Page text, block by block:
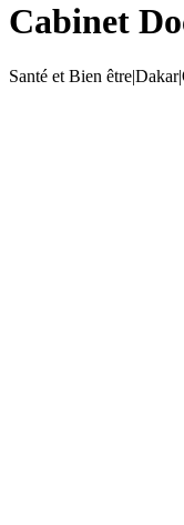
Cabinet
Santé et Bien être|Dakar|